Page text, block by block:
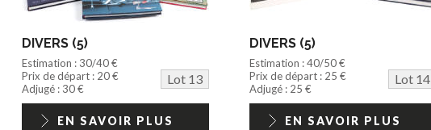
DIVERS (5)
Estimation : 30/40 €
Prix de départ : 20 €
Lot 13
Adjugé : 30 €
EN SAVOIR PLUS
DIVERS (5)
Estimation : 40/50 €
Prix de départ : 25 €
Lot 14
Adjugé : 25 €
EN SAVOIR PLUS